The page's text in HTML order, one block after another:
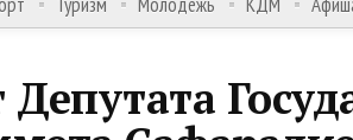
Депутата